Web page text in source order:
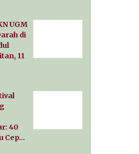
UGM
di
11
40
Cep…